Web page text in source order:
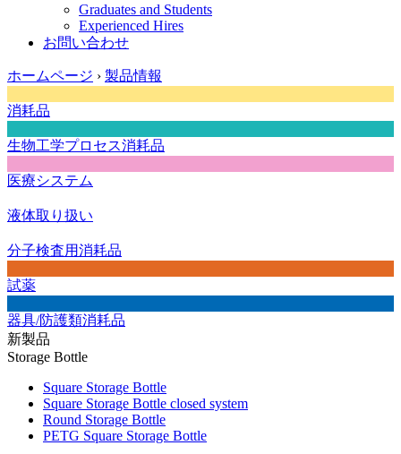
Graduates and Students
Experienced Hires
お問い合わせ
ホームページ › 製品情報
消耗品
生物工学プロセス消耗品
医療システム
液体取り扱い
分子検査用消耗品
試薬
器具/防護類消耗品
新製品
Storage Bottle
Square Storage Bottle
Square Storage Bottle closed system
Round Storage Bottle
PETG Square Storage Bottle